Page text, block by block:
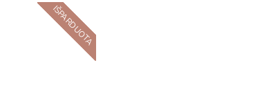
IŠPARDUOTA